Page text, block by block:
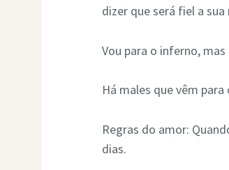
dizer que será fiel a sua
Vou para o inferno,
Há males que vêm para
Regras do amor:
dias.